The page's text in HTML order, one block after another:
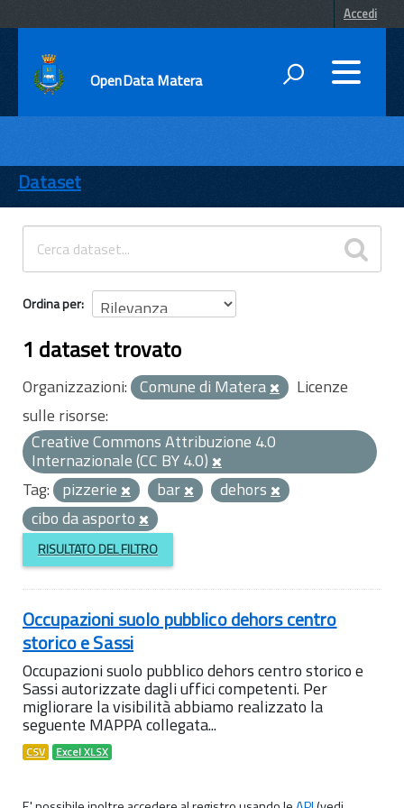
Accedi
OpenData Matera
ENTI
TEMI
INFORMAZIONI
Dataset
Ordina per
1 dataset trovato
Organizzazioni: Comune di Matera
Licenze
sulle risorse:
Creative Commons Attribuzione 4.0
Internazionale (CC BY 4.0)
Tag: pizzerie bar
dehors
cibo da asporto
RISULTATO DEL FILTRO
Occupazioni suolo pubblico dehors centro
storico e Sassi
Occupazioni suolo pubblico dehors centro storico e
Sassi autorizzate dagli uffici competenti. Per
migliorare la visibilità abbiamo realizzato la
seguente MAPPA collegata...
CSV Excel XLSX